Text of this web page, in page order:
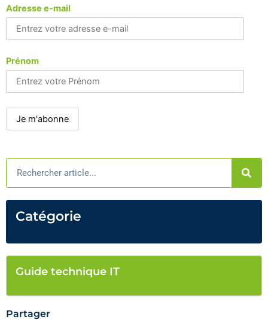
Adresse e-mail
Prénom
Catégorie
Guide technique IT
Partager